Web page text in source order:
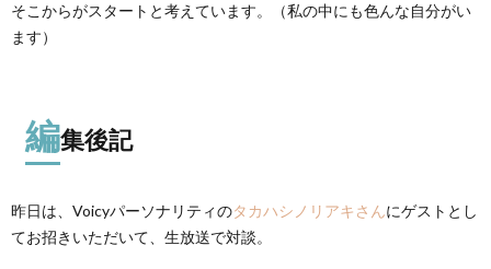
そこからがスタートと考えています。（私の中にも色んな自分がい
ます）
編集後記
昨日は、Voicyパーソナリティのタカハシノリアキさんにゲストとし
てお招きいただいて、生放送で対談。